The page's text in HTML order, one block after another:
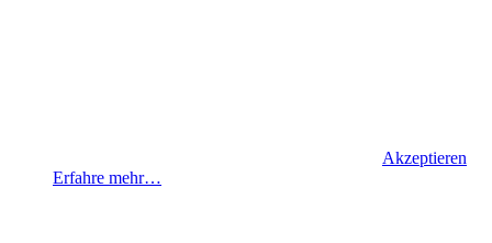
Akzeptieren
Erfahre mehr…